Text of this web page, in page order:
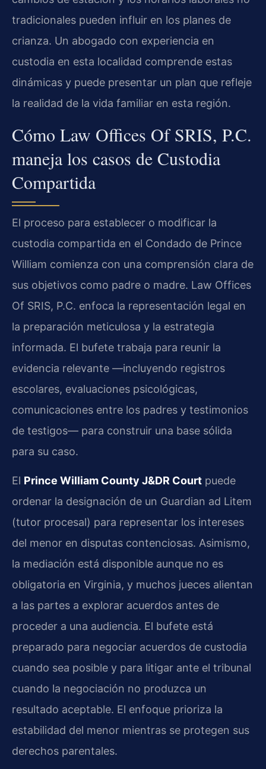
tradicionales pueden influir en los planes de
crianza. Un abogado con experiencia en
custodia en esta localidad comprende estas
dinámicas y puede presentar un plan que refleje
la realidad de la vida familiar en esta región.
Cómo Law Offices Of SRIS, P.C.
maneja los casos de Custodia
Compartida
El proceso para establecer o modificar la
custodia compartida en el Condado de Prince
William comienza con una comprensión clara de
sus objetivos como padre o madre. Law Offices
Of SRIS, P.C. enfoca la representación legal en
la preparación meticulosa y la estrategia
informada. El bufete trabaja para reunir la
evidencia relevante —incluyendo registros
escolares, evaluaciones psicológicas,
comunicaciones entre los padres y testimonios
de testigos— para construir una base sólida
para su caso.
El Prince William County J&DR Court puede
ordenar la designación de un Guardian ad Litem
(tutor procesal) para representar los intereses
del menor en disputas contenciosas. Asimismo,
la mediación está disponible aunque no es
obligatoria en Virginia, y muchos jueces alientan
a las partes a explorar acuerdos antes de
proceder a una audiencia. El bufete está
preparado para negociar acuerdos de custodia
cuando sea posible y para litigar ante el tribunal
cuando la negociación no produzca un
resultado aceptable. El enfoque prioriza la
estabilidad del menor mientras se protegen sus
derechos parentales.